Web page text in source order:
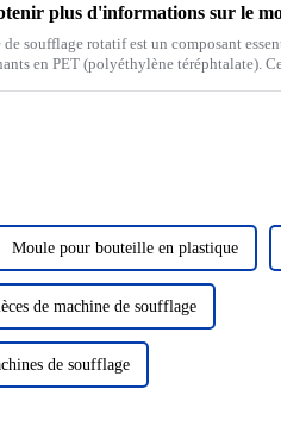
de soufflage rotatif est un composant
en PET (polyéthylène téréphtalate).
Moule pour bouteille en plastique
de machine de soufflage
de soufflage